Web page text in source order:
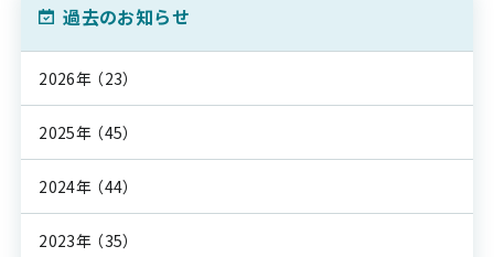
過去のお知らせ
2026年 （23）
2025年 （45）
2024年 （44）
2023年 （35）